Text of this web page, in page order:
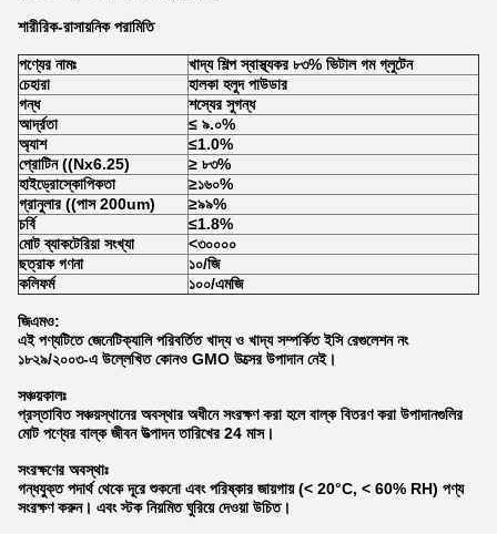
শারীরিক-রাসায়নিক পরামিতি
পণ্যের নামঃ
খাদ্য শিল্প স্বাস্থ্যকর ৮৩% ভিটাল গম গ্লুটেন
চেহারা
হালকা হলুদ পাউডার
গন্ধ
শস্যের সুগন্ধ
আর্দ্রতা
≤ ৯.০%
অ্যাশ
≤1.0%
প্রোটিন ((Nx6.25)
≥ ৮৩%
হাইড্রোস্কোপিকতা
≥১৬০%
গ্রানুলার ((পাস 200um)
≥৯৯%
চর্বি
≤1.8%
মোট ব্যাকটেরিয়া সংখ্যা
<৩০০০০
ছত্রাক গণনা
১০/জি
কলিফর্ম
১০০/এমজি
জিএমও:
এই পণ্যটিতে জেনেটিক্যালি পরিবর্তিত খাদ্য ও খাদ্য সম্পর্কিত ইসি রেগুলেশন নং
১৮২৯/২০০৩-এ উল্লেখিত কোনও GMO উত্সের উপাদান নেই।
সঞ্চয়কালঃ
প্রস্তাবিত সঞ্চয়স্থানের অবস্থার অধীনে সংরক্ষণ করা হলে বাল্ক বিতরণ করা উপাদানগুলির
মোট পণ্যের বাল্ক জীবন উত্পাদন তারিখের 24 মাস।
সংরক্ষণের অবস্থাঃ
গন্ধযুক্ত পদার্থ থেকে দূরে শুকনো এবং পরিষ্কার জায়গায় (< 20°C, < 60% RH) পণ্য
সংরক্ষণ করুন। এবং স্টক নিয়মিত ঘুরিয়ে দেওয়া উচিত।